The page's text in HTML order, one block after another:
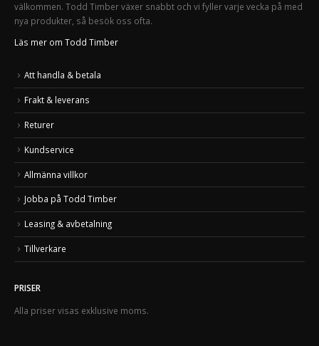
välkommen. Todd Timber växer snabbt och vi fyller varje vecka på med
nya produkter, så besök oss ofta.
Läs mer om Todd Timber
Att handla & betala
Frakt & leverans
Returer
Kundservice
Allmänna villkor
Jobba på Todd Timber
Leasing & avbetalning
Tillverkare
PRISER
Alla priser visas exklusive moms.